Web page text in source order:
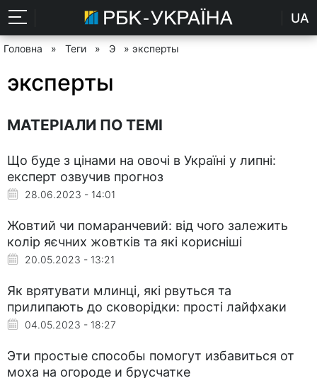
UA
Головна » Теги » Э » эксперты
эксперты
МАТЕРІАЛИ ПО ТЕМІ
Що буде з цінами на овочі в Україні у липні:
експерт озвучив прогноз
28.06.2023 - 14:01
Жовтий чи помаранчевий: від чого залежить
колір яєчних жовтків та які корисніші
20.05.2023 - 13:21
Як врятувати млинці, які рвуться та
прилипають до сковорідки: прості лайфхаки
04.05.2023 - 18:27
Эти простые способы помогут избавиться от
моха на огороде и брусчатке